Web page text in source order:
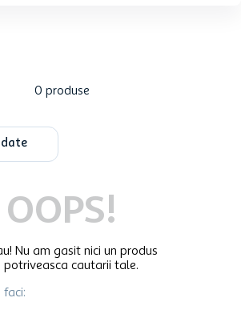
0 produse
OOPS!
Nu am gasit nici un produs
potriveasca cautarii tale.
faci: